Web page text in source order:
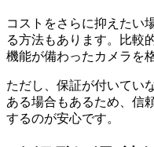
コストをさらに抑えたい
る方法もあります。比較
機能が備わったカメラを
ただし、保証が付いてい
ある場合もあるため、信
するのが安心です。